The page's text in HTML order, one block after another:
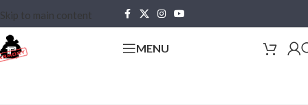
Skip to main content
MENU